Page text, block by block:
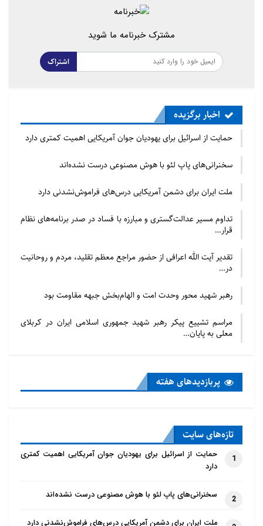
«قانون جزاء» مربوط می شود.
منبع : شفقنا
مشترک خبرنامه ما شوید
اشتراک
اخبار برگزیده
حمایت از اسرائیل برای یهودیان جوان آمریکایی اهمیت کمتری دارد
سخنرانی‌های پاپ لئو با هوش مصنوعی درست نشده‌اند
ملت ایران برای دشمن آمریکایی درس‌های فراموش‌نشدنی دارد
تداوم مسیر عدالت‌گستری و مبارزه با فساد در صدر برنامه‌های نظام
قرار…
تقدیر آیت الله اعرافی از حضور مراجع معظم تقلید، مردم و روحانیت
در…
رهبر شهید محور وحدت امت و الهام‌بخش جبهه مقاومت بود
مراسم تشییع پیکر رهبر شهید جمهوری اسلامی ایران در کربلای
معلی به پایان…
پربازدید‌های هفته
تازه‌‌های سایت
1
حمایت از اسرائیل برای یهودیان جوان آمریکایی اهمیت کمتری
دارد
2 سخنرانی‌های پاپ لئو با هوش مصنوعی درست نشده‌اند
ملت ایران برای دشمن آمریکایی درس‌های فراموش‌نشدنی دارد